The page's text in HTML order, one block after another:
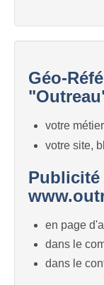
Géo-
votre
votre site,
en page
dans le
dans le